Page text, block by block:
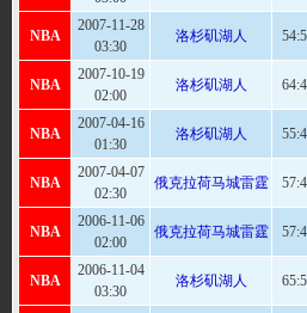
NBA
2007-11-28
03:30
洛杉矶湖人
NBA
2007-10-19
02:00
洛杉矶湖人 64
NBA
2007-04-16
01:30
洛杉矶湖人 55
NBA
2007-04-07
02:30
俄克拉荷马城雷霆 57
NBA
2006-11-06
02:00
俄克拉荷马城雷霆 57
NBA
2006-11-04
03:30
洛杉矶湖人 65